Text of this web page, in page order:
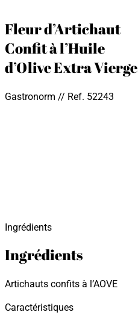
Fleur d’Artichaut
Confit à l’Huile
d’Olive Extra Vierge
Gastronorm // Ref. 52243
Ingrédients
Ingrédients
Artichauts confits à l’AOVE
Caractéristiques